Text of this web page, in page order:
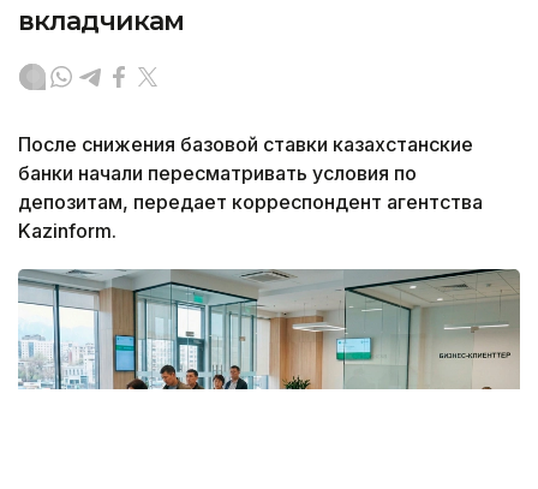
вкладчикам
После снижения базовой ставки казахстанские
банки начали пересматривать условия по
депозитам, передает корреспондент агентства
Kazinform.